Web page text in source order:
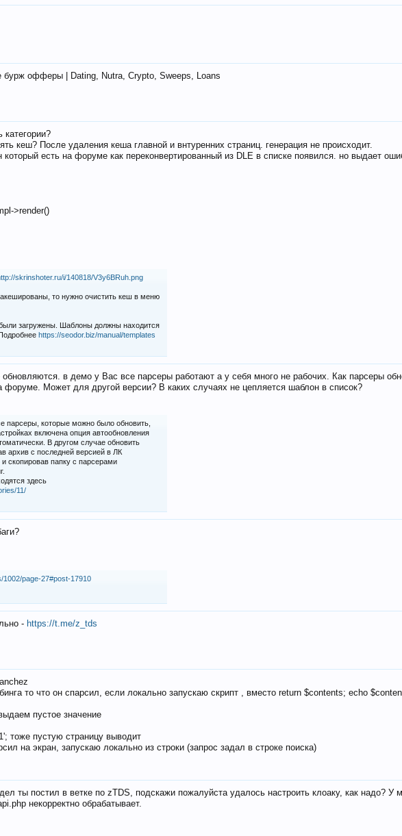
бурж офферы | Dating, Nutra, Crypto, Sweeps, Loans
категории?
кеш? После удаления кеша главной и внтуренних страниц. генерация не происходит.
есть на форуме как переконвертированный из DLE в списке появился. но выдает
>render()
skrinshoter.ru/i/140818/V3y6BRuh.png
то нужно очистить кеш в меню
загружены. Шаблоны должны находится
https://seodor.biz/manual/templates
в демо у Вас все парсеры работают а у себя много не рабочих. Как парсеры
Может для другой версии? В каких случаях не цепляется шаблон в список?
парсеры, которые можно было обновить,
включена опция автообновления
В другом случае обновить
архив с последней версией в ЛК
и скопировав папку с парсерами
здесь
11/
1002/page-27#post-17910
- https://t.me/z_tds
то что он спарсил, если локально запускаю скрипт , вместо return $contents; echo
пустое значение
тоже пустую страницу выводит
на экран, запускаю локально из строки (запрос задал в строке поиска)
ты постил в ветке по zTDS, подскажи пожалуйста удалось настроить клоаку, как надо?
некорректно обрабатывает.